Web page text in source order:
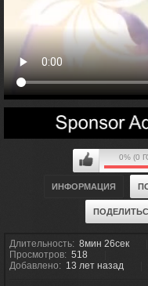
0% (0
ИНФОРМАЦИЯ
Длительность: 8мин 26сек
Просмотров: 518
Добавлено: 13 лет назад